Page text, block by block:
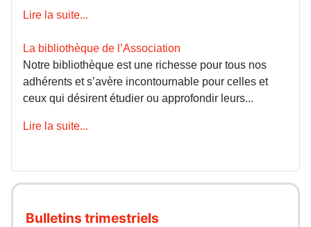
Lire la suite...
La bibliothèque de l’Association
Notre bibliothèque est une richesse pour tous nos
adhérents et s’avère incontournable pour celles et
ceux qui désirent étudier ou approfondir leurs...
Lire la suite...
Bulletins trimestriels